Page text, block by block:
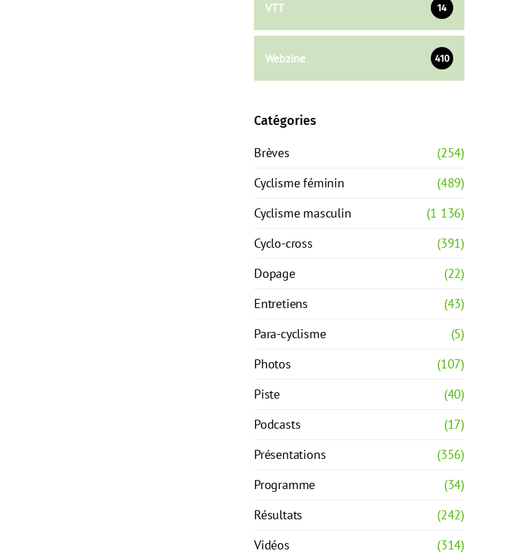
VTT 14
Webzine 410
Catégories
Brèves
(254)
Cyclisme féminin
(489)
Cyclisme masculin
(1 136)
Cyclo-cross
(391)
Dopage
(22)
Entretiens
(43)
Para-cyclisme
(5)
Photos
(107)
Piste
(40)
Podcasts
(17)
Présentations
(356)
Programme
(34)
Résultats
(242)
Vidéos
(314)